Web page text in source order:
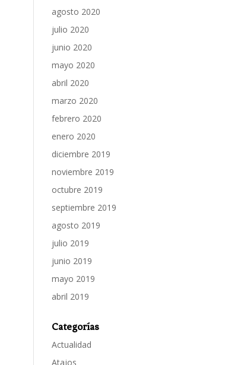
agosto 2020
julio 2020
junio 2020
mayo 2020
abril 2020
marzo 2020
febrero 2020
enero 2020
diciembre 2019
noviembre 2019
octubre 2019
septiembre 2019
agosto 2019
julio 2019
junio 2019
mayo 2019
abril 2019
Categorías
Actualidad
Atajos